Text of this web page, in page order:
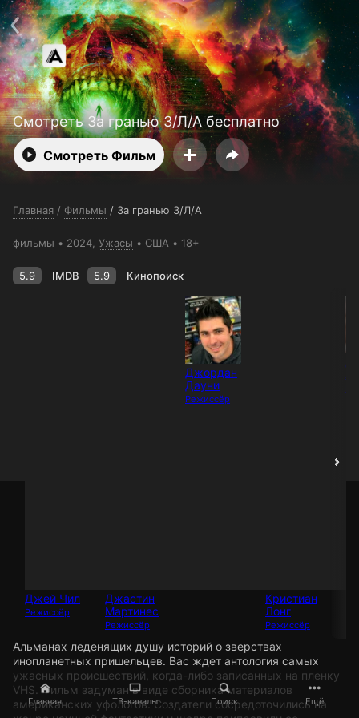
Главная ТВ-каналы Поиск Ещё
Смотреть За гранью З/Л/А бесплатно
Смотреть Фильм
Главная / Фильмы / За гранью З/Л/А
фильмы 2024, Ужасы США 18+
5.9 IMDB 5.9 Кинопоиск
Джей Чил
Режиссёр
Джастин
Мартинес
Режиссёр
Джордан
Дауни
Режиссёр
Кристиан
Лонг
Режиссёр
Альманах леденящих душу историй о зверствах
инопланетных пришельцев. Вас ждет антология самых
ужасных происшествий, когда-либо записанных на пленку
VHS. Фильм задуман в виде сборника материалов
американских уфологов. Создатели сосредоточились на
Поддержка:support@24h.tv
О сервисе
Пользовательское соглашение
Политика конфиденциальности
Для партнёров
Открыть приложение
Ввести промокод
Установить на ТВ
Бесплатные каналы Контакты